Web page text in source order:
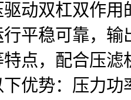
动双杠双作
平稳可靠，
点，配合压
优势：压力